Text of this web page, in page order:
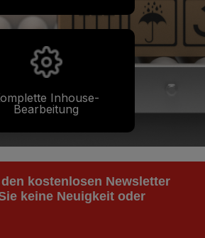
Inhouse-
Bearbeitung
kostenlosen Newsletter
keine Neuigkeit oder